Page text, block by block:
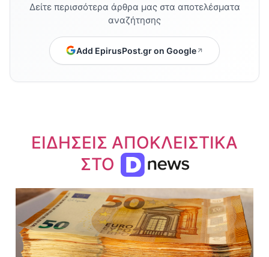
Δείτε περισσότερα άρθρα μας στα αποτελέσματα
αναζήτησης
Add EpirusPost.gr on Google
ΕΙΔΗΣΕΙΣ ΑΠΟΚΛΕΙΣΤΙΚΑ
ΣΤΟ